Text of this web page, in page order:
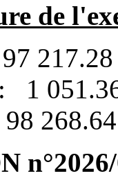
de
217.28
1
268.64